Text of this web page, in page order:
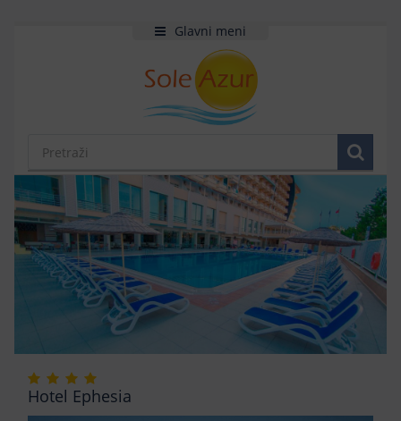
Glavni meni
Hotel Ephesia